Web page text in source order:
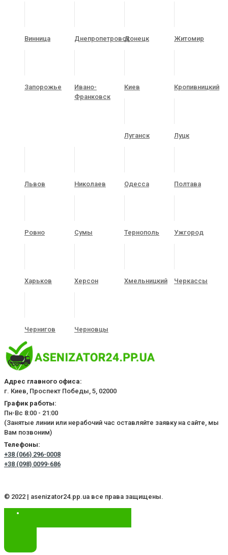
Винница ДнепропетровскДонецк Житомир
Запорожье
Ивано-
Франковск
Киев Кропивницкий
Луганск Луцк
Львов Николаев Одесса Полтава
Ровно Сумы Тернополь Ужгород
Харьков Херсон Хмельницкий Черкассы
Чернигов Черновцы
Адрес главного офиса:
г. Киев, Проспект Победы, 5, 02000
График работы:
Пн-Вс 8:00 - 21:00
(Занятые линии или нерабочий час оставляйте заявку на сайте, мы
Вам позвоним)
Телефоны:
+38 (066) 296-0008
+38 (098) 0099-686
© 2022 | asenizator24.pp.ua все права защищены.